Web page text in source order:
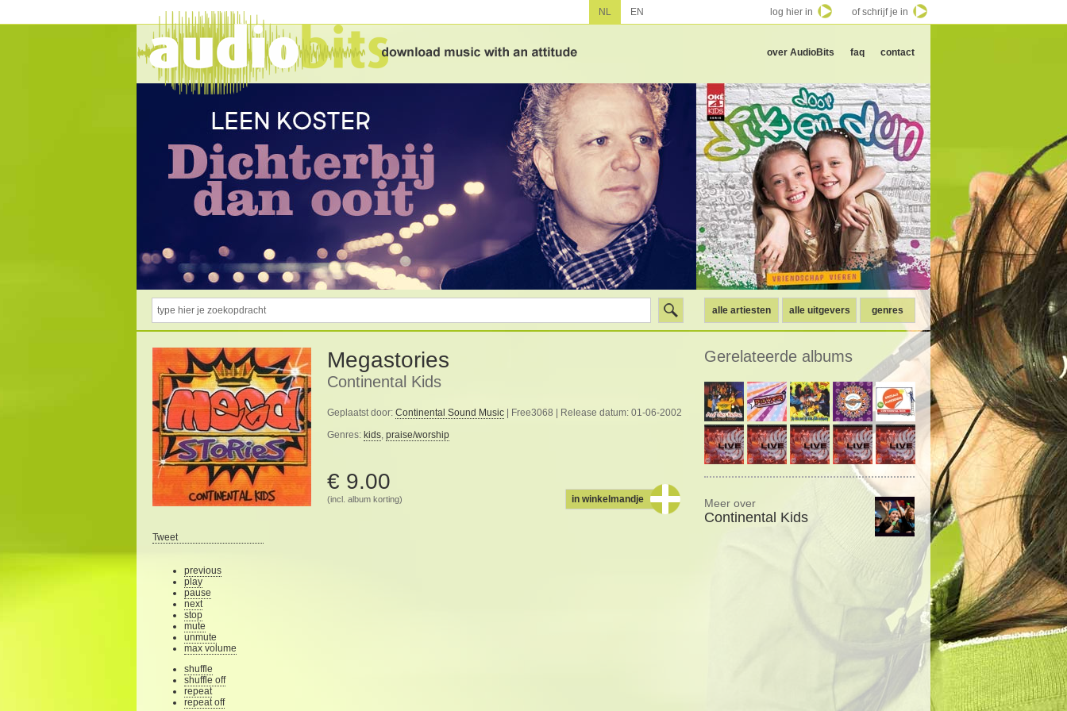
over AudioBits faq contact
alle artiesten alle uitgevers genres
Megastories
Continental Kids
Geplaatst door: Continental Sound Music | Free3068 | Release datum: 01-06-2002
Genres: kids, praise/worship
€ 9.00
(incl. album korting) in winkelmandje
Tweet
previous
play
pause
next
stop
mute
unmute
max volume
shuffle
shuffle off
repeat
repeat off
Gerelateerde albums
Meer over
Continental Kids
NL EN log hier in of schrijf je in